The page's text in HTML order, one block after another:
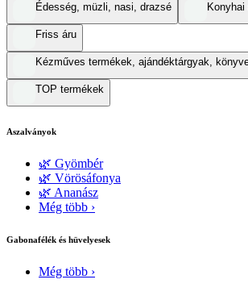
Édesség, müzli, nasi, drazsé
Friss áru
Kézműves termékek, ajándéktárgyak,
TOP termékek
Aszalványok
🌿 Gyömbér
🌿 Vörösáfonya
🌿 Ananász
Még több ›
Gabonafélék és hüvelyesek
Még több ›